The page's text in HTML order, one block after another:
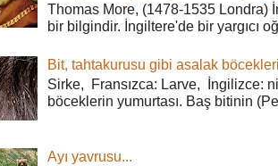
Thomas More, (1478-1535 Londra)
bir bilgindir. İngiltere'de bir yargıcı
Bit, tahtakurusu gibi asalak
Sirke, Fransızca: Larve, İngilizce:
böceklerin yumurtası. Baş bitinin
Ayı yavrusu...